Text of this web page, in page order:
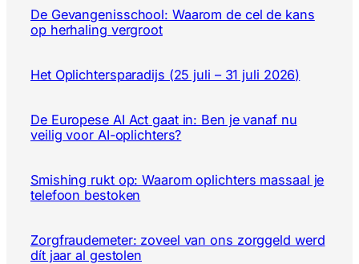
De Gevangenisschool: Waarom de cel de kans
op herhaling vergroot
Het Oplichtersparadijs (25 juli – 31 juli 2026)
De Europese AI Act gaat in: Ben je vanaf nu
veilig voor AI-oplichters?
Smishing rukt op: Waarom oplichters massaal je
telefoon bestoken
Zorgfraudemeter: zoveel van ons zorggeld werd
dít jaar al gestolen